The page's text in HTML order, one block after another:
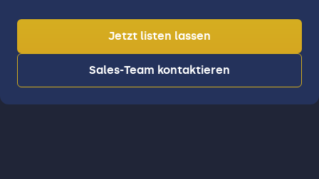
Jetzt listen lassen
Sales-Team kontaktieren